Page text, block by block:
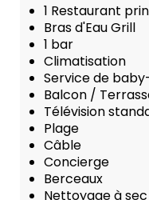
1 Restaurant
Bras d'Eau Grill
1 bar
Climatisation
Service de
Balcon /
Télévision
Plage
Câble
Concierge
Berceaux
Nettoyage à sec